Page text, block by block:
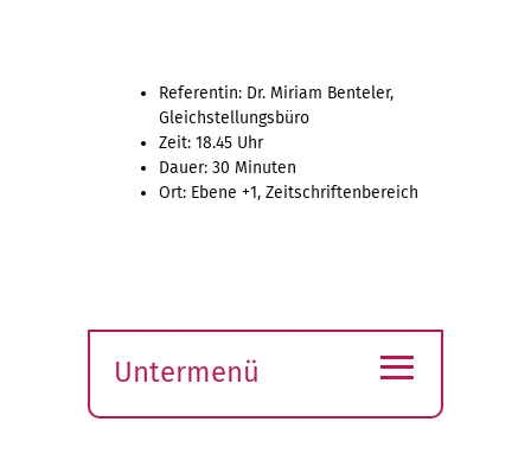
Referentin: Dr. Miriam Benteler,
Gleichstellungsbüro
Zeit: 18.45 Uhr
Dauer: 30 Minuten
Ort: Ebene +1, Zeitschriftenbereich
Untermenü
≡